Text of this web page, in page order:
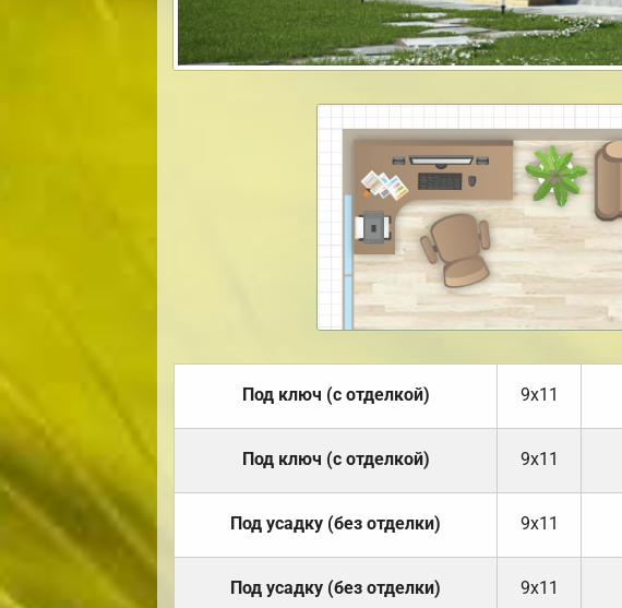
Под ключ (с отделкой) 9х11
Под ключ (с отделкой) 9х11
Под усадку (без отделки) 9х11
Под усадку (без отделки) 9х11